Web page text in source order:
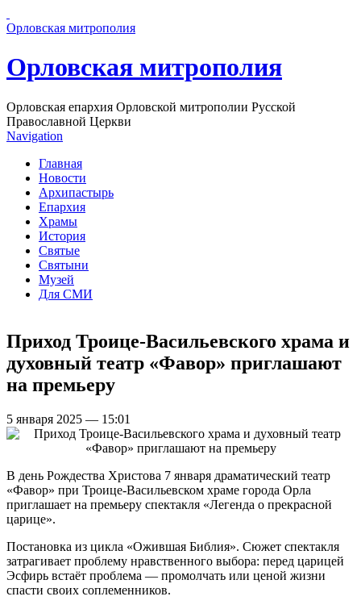
Орловская митрополия
Орловская митрополия
Орловская епархия Орловской митрополии Русской
Православной Церкви
Navigation
Главная
Новости
Архипастырь
Епархия
Храмы
История
Святые
Святыни
Музей
Для СМИ
Приход Троице-Васильевского храма и
духовный театр «Фавор» приглашают
на премьеру
5 января 2025 — 15:01
В день Рождества Христова 7 января драматический театр
«Фавор» при Троице-Васильевском храме города Орла
приглашает на премьеру спектакля «Легенда о прекрасной
царице».
Постановка из цикла «Ожившая Библия». Сюжет спектакля
затрагивает проблему нравственного выбора: перед царицей
Эсфирь встаёт проблема — промолчать или ценой жизни
спасти своих соплеменников.